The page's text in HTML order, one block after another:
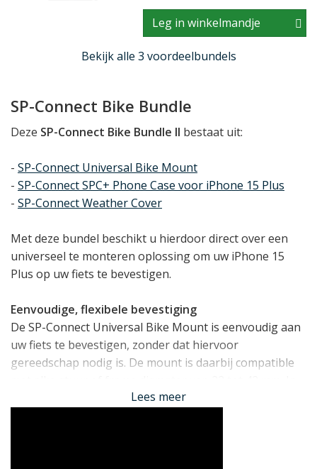
Leg in winkelmandje
Bekijk alle 3 voordeelbundels
SP-Connect Bike Bundle
Deze SP-Connect Bike Bundle II bestaat uit:
- SP-Connect Universal Bike Mount
- SP-Connect SPC+ Phone Case voor iPhone 15 Plus
- SP-Connect Weather Cover
Met deze bundel beschikt u hierdoor direct over een
universeel te monteren oplossing om uw iPhone 15
Plus op uw fiets te bevestigen.
Eenvoudige, flexibele bevestiging
De SP-Connect Universal Bike Mount is eenvoudig aan
uw fiets te bevestigen, zonder dat hiervoor
gereedschap nodig is. De mount is daarbij compatible
de montage kunt u kiezen uit twee
Lees meer